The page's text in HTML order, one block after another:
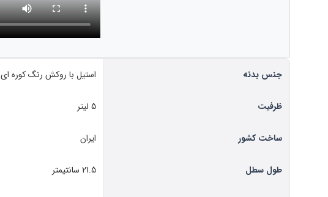
جنس بدنه استیل با روکش رنگ کوره ای
ظرفیت 5 لیتر
ساخت کشور ایران
طول سطل 21.5 سانتیمتر